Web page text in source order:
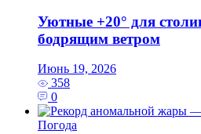
Уютные +20° для
бодрящим ветром
Июнь 19, 2026
358
0
Погода